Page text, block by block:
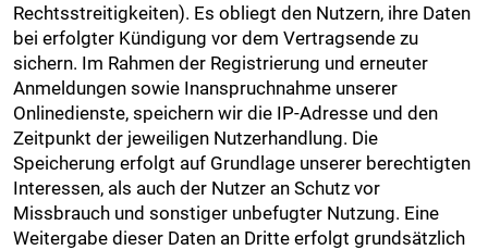
Rechtsstreitigkeiten). Es obliegt den Nutzern, ihre Daten
bei erfolgter Kündigung vor dem Vertragsende zu
sichern. Im Rahmen der Registrierung und erneuter
Anmeldungen sowie Inanspruchnahme unserer
Onlinedienste, speichern wir die IP-Adresse und den
Zeitpunkt der jeweiligen Nutzerhandlung. Die
Speicherung erfolgt auf Grundlage unserer berechtigten
Interessen, als auch der Nutzer an Schutz vor
Missbrauch und sonstiger unbefugter Nutzung. Eine
Weitergabe dieser Daten an Dritte erfolgt grundsätzlich